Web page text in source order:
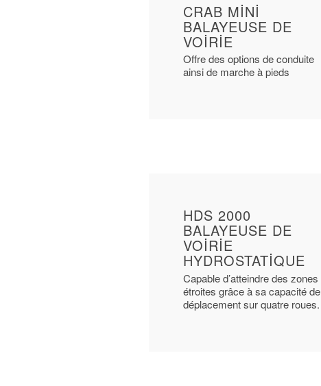
CRAB MİNİ
BALAYEUSE DE
VOİRİE
Offre des options de conduite
ainsi de marche à pieds
HDS 2000
BALAYEUSE DE
VOIRIE
HYDROSTATIQUE
Capable d’atteindre des zones
étroites grâce à sa capacité de
déplacement sur quatre roues.